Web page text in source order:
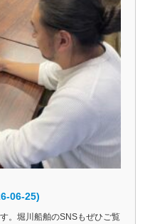
06-25)
。堀川船舶のSNSもぜひご覧